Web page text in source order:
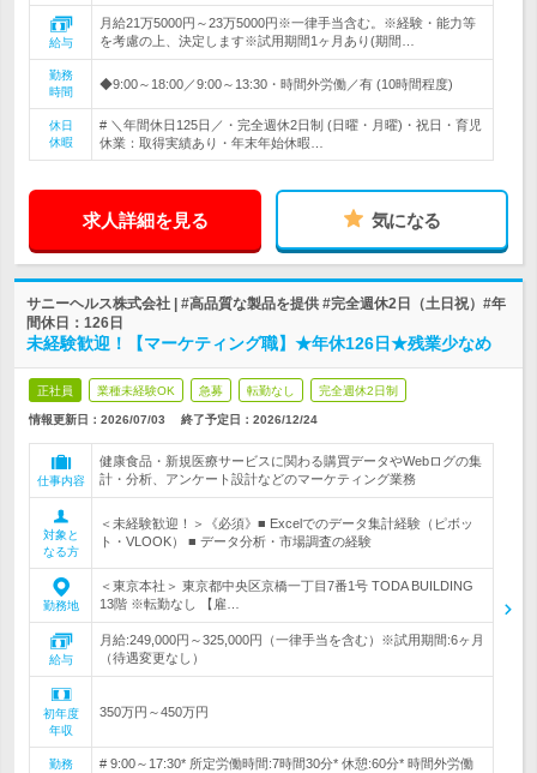
給与
月給21万5000円～23万5000円※一律手当含む。※経験・能力等
を考慮の上、決定します※試用期間1ヶ月あり(期間…
勤務
時間
◆9:00～18:00／9:00～13:30・時間外労働／有 (10時間程度)
休日
休暇
# ＼年間休日125日／・完全週休2日制 (日曜・月曜)・祝日・育児
休業：取得実績あり・年末年始休暇…
求人詳細を見る 気になる
サニーヘルス株式会社 | #高品質な製品を提供 #完全週休2日（土日祝）#年
間休日：126日
未経験歓迎！【マーケティング職】★年休126日★残業少なめ
正社員 業種未経験OK 急募 転勤なし 完全週休2日制
情報更新日：2026/07/03 終了予定日： 2026/12/24
仕事内容
健康食品・新規医療サービスに関わる購買データやWebログの集
計・分析、アンケート設計などのマーケティング業務
対象と
なる方
＜未経験歓迎！＞《必須》■ Excelでのデータ集計経験（ピボッ
ト・VLOOK） ■ データ分析・市場調査の経験
勤務地
＜東京本社＞ 東京都中央区京橋一丁目7番1号 TODA BUILDING
13階 ※転勤なし 【雇…
給与
月給:249,000円～325,000円（一律手当を含む）※試用期間:6ヶ月
（待遇変更なし）
初年度
年収
350万円～450万円
勤務
# 9:00～17:30* 所定労働時間:7時間30分* 休憩:60分* 時間外労働